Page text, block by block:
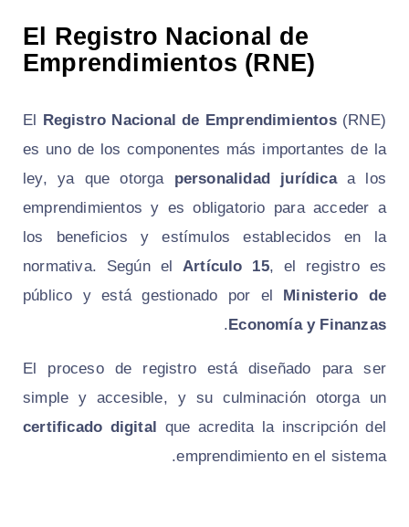
El Registro Nacional de
Emprendimientos (RNE)
El Registro Nacional de Emprendimientos(RNE)
es uno de los componentes más importantes de la
ley, ya que otorga personalidad jurídicaa los
emprendimientos y es obligatorio para acceder a
los beneficios y estímulos establecidos en la
normativa. Según el Artículo 15, el registro es
público y está gestionado por el Ministerio de
Economía y Finanzas
.
El proceso de registro está diseñado para ser
simple y accesible, y su culminación otorga un
certificado digital que acredita la inscripción del
emprendimiento en el sistema.